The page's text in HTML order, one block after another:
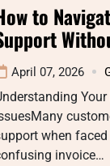
to
April 07, 2026
when
invoice…